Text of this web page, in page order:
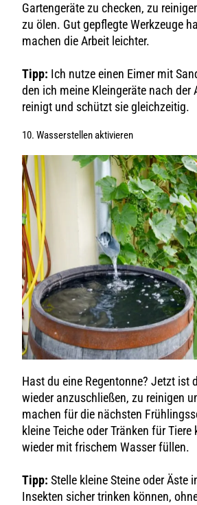
Gartengeräte zu checken, zu
zu ölen. Gut gepflegte Werkzeuge
machen die Arbeit leichter.
Tipp: Ich nutze einen Eimer mit
den ich meine Kleingeräte nach der
reinigt und schützt sie gleichzeitig.
10. Wasserstellen aktivieren
Hast du eine Regentonne? Jetzt ist
wieder anzuschließen, zu reinigen
machen für die nächsten
kleine Teiche oder Tränken für
wieder mit frischem Wasser füllen.
Tipp: Stelle kleine Steine oder Äste
Insekten sicher trinken können,